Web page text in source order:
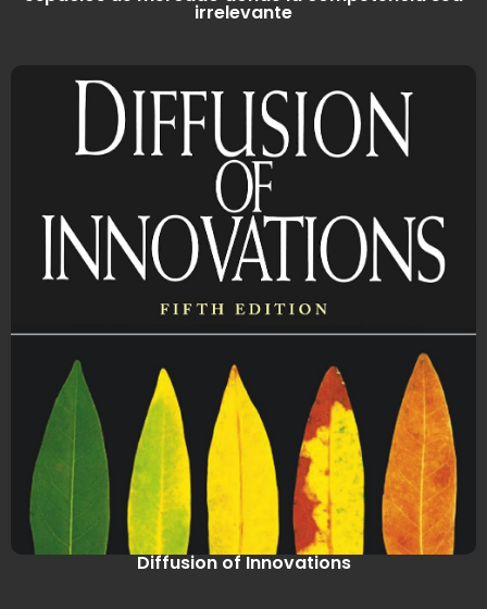
irrelevante
Diffusion of Innovations